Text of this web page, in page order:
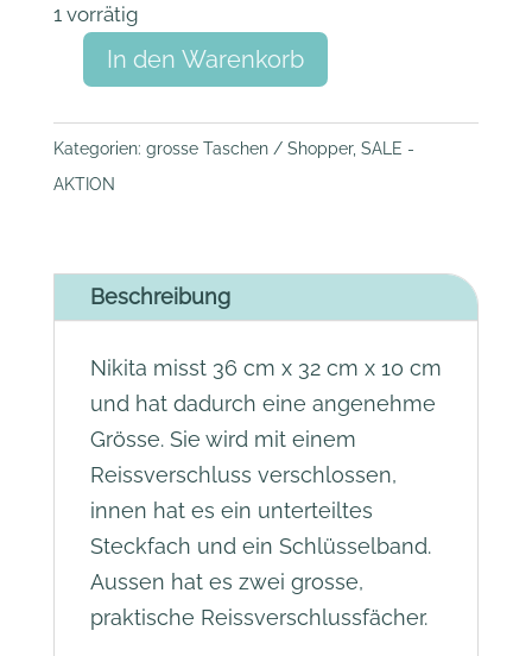
CHF 109.00
1 vorrätig
Nikita
schwarz
Menge
In den Warenkorb
l
t
e
v
e
:
Kategorien: grosse Taschen / Shopper, SALE -
AKTION
Beschreibung
Nikita misst 36 cm x 32 cm x 10 cm
und hat dadurch eine angenehme
Grösse. Sie wird mit einem
Reissverschluss verschlossen,
innen hat es ein unterteiltes
Steckfach und ein Schlüsselband.
Aussen hat es zwei grosse,
praktische Reissverschlussfächer.